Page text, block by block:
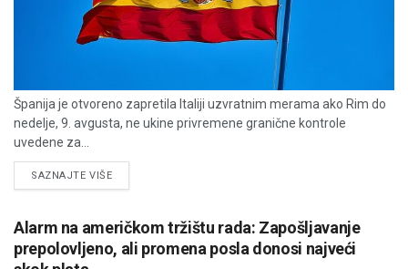
Španija je otvoreno zapretila Italiji uzvratnim merama ako Rim do
nedelje, 9. avgusta, ne ukine privremene granične kontrole
uvedene za...
SAZNAJTE VIŠEDETAILS
Alarm na američkom tržištu rada: Zapošljavanje
prepolovljeno, ali promena posla donosi najveći